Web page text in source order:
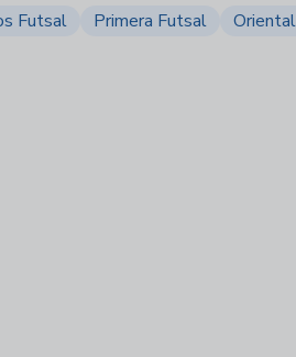
Futsal Primera Futsal